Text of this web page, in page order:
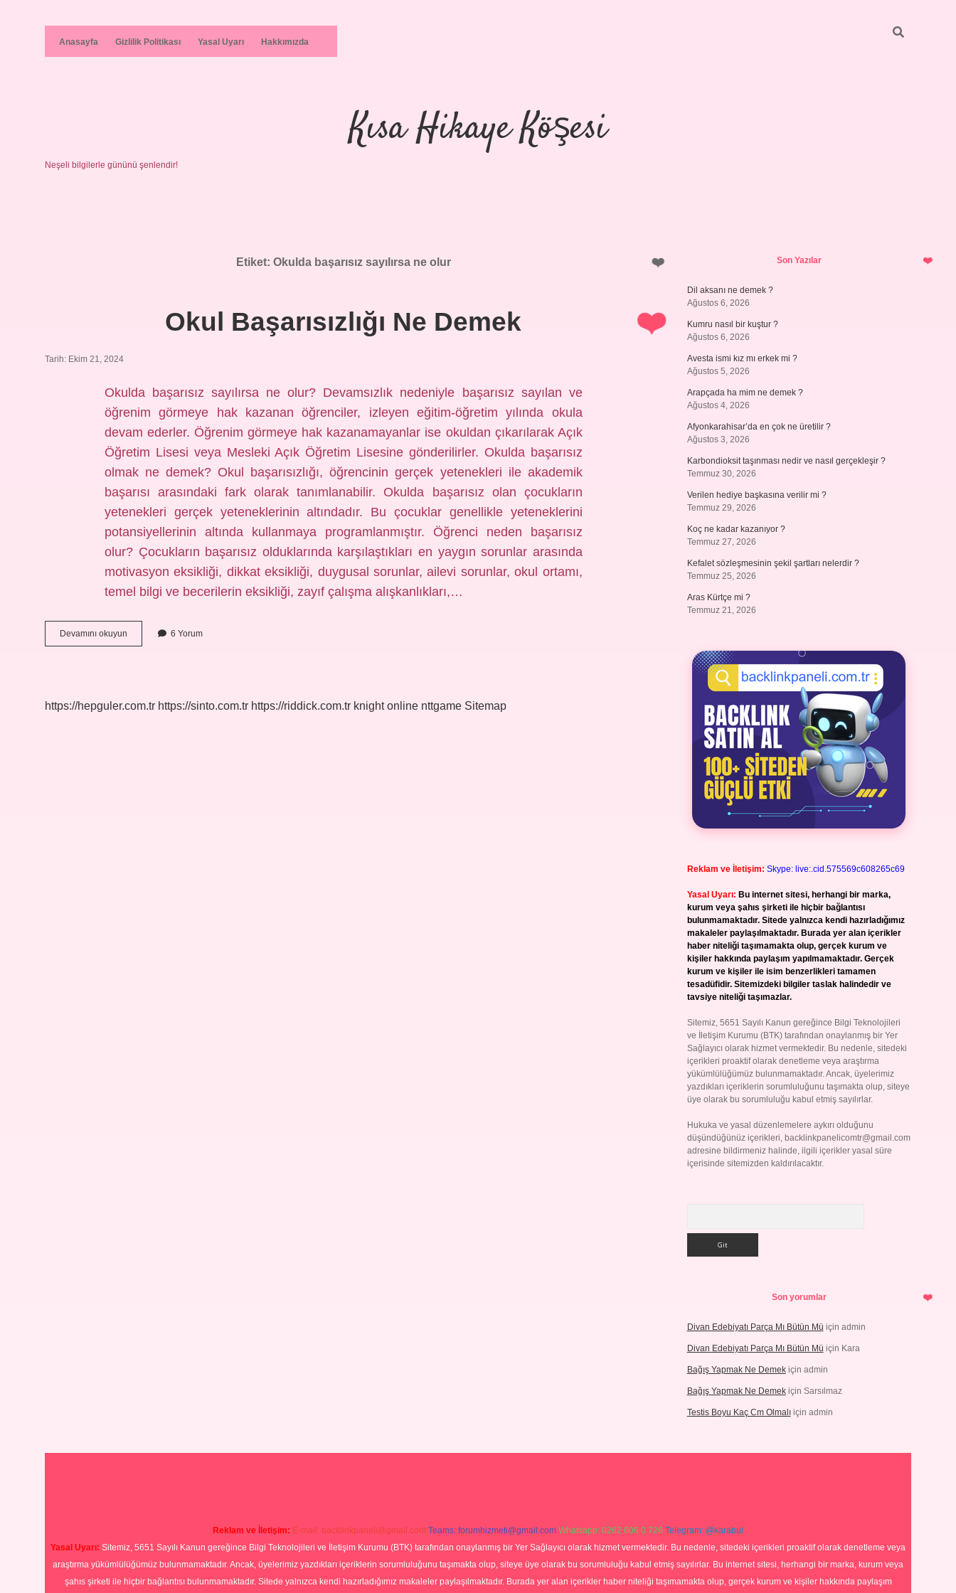
Anasayfa Gizlilik Politikası Yasal Uyarı Hakkımızda
Kısa Hikaye Köşesi
Neşeli bilgilerle gününü şenlendir!
Etiket: Okulda başarısız sayılırsa ne olur
Okul Başarısızlığı Ne Demek
Tarih: Ekim 21, 2024
Okulda başarısız sayılırsa ne olur? Devamsızlık nedeniyle başarısız sayılan ve
öğrenim görmeye hak kazanan öğrenciler, izleyen eğitim-öğretim yılında okula
devam ederler. Öğrenim görmeye hak kazanamayanlar ise okuldan çıkarılarak Açık
Öğretim Lisesi veya Mesleki Açık Öğretim Lisesine gönderilirler. Okulda başarısız
olmak ne demek? Okul başarısızlığı, öğrencinin gerçek yetenekleri ile akademik
başarısı arasındaki fark olarak tanımlanabilir. Okulda başarısız olan çocukların
yetenekleri gerçek yeteneklerinin altındadır. Bu çocuklar genellikle yeteneklerini
potansiyellerinin altında kullanmaya programlanmıştır. Öğrenci neden başarısız
olur? Çocukların başarısız olduklarında karşılaştıkları en yaygın sorunlar arasında
motivasyon eksikliği, dikkat eksikliği, duygusal sorunlar, ailevi sorunlar, okul ortamı,
temel bilgi ve becerilerin eksikliği, zayıf çalışma alışkanlıkları,…
Devamını okuyun
Başarısızlığı
6 Yorum
https://hepguler.com.tr https://sinto.com.tr https://riddick.com.tr knight online nttgame Sitemap
SidebarSon Yazılar
Dil aksanı ne demek ?
Ağustos 6, 2026
Kumru nasıl bir kuştur ?
Ağustos 6, 2026
Avesta ismi kız mı erkek mi ?
Ağustos 5, 2026
Arapçada ha mim ne demek ?
Ağustos 4, 2026
Afyonkarahisar’da en çok ne üretilir ?
Ağustos 3, 2026
Karbondioksit taşınması nedir ve nasıl gerçekleşir ?
Temmuz 30, 2026
Verilen hediye başkasına verilir mi ?
Temmuz 29, 2026
Koç ne kadar kazanıyor ?
Temmuz 27, 2026
Kefalet sözleşmesinin şekil şartları nelerdir ?
Temmuz 25, 2026
Aras Kürtçe mi ?
Temmuz 21, 2026
Reklam ve İletişim: Skype: live:.cid.575569c608265c69
Yasal Uyarı: Bu internet sitesi, herhangi bir marka,
kurum veya şahıs şirketi ile hiçbir bağlantısı
bulunmamaktadır. Sitede yalnızca kendi hazırladığımız
makaleler paylaşılmaktadır. Burada yer alan içerikler
haber niteliği taşımamakta olup, gerçek kurum ve
kişiler hakkında paylaşım yapılmamaktadır. Gerçek
kurum ve kişiler ile isim benzerlikleri tamamen
tesadüfidir. Sitemizdeki bilgiler taslak halindedir ve
tavsiye niteliği taşımazlar.
Sitemiz, 5651 Sayılı Kanun gereğince Bilgi Teknolojileri
ve İletişim Kurumu (BTK) tarafından onaylanmış bir Yer
Sağlayıcı olarak hizmet vermektedir. Bu nedenle, sitedeki
içerikleri proaktif olarak denetleme veya araştırma
yükümlülüğümüz bulunmamaktadır. Ancak, üyelerimiz
yazdıkları içeriklerin sorumluluğunu taşımakta olup, siteye
üye olarak bu sorumluluğu kabul etmiş sayılırlar.
Hukuka ve yasal düzenlemelere aykırı olduğunu
düşündüğünüz içerikleri, backlinkpanelicomtr@gmail.com
adresine bildirmeniz halinde, ilgili içerikler yasal süre
içerisinde sitemizden kaldırılacaktır.
Son yorumlar
Divan Edebiyatı Parça Mı Bütün Mü için admin
Divan Edebiyatı Parça Mı Bütün Mü için Kara
Bağış Yapmak Ne Demekiçin admin
Bağış Yapmak Ne Demekiçin Sarsılmaz
Testis Boyu Kaç Cm Olmalıiçin admin
Reklam ve İletişim: E-mail: backlinkpaneli@gmail.com Teams: forumhizmeti@gmail.com Whatsapp: 0262 606 0 726 Telegram: @karabul
Yasal Uyarı: Sitemiz, 5651 Sayılı Kanun gereğince Bilgi Teknolojileri ve İletişim Kurumu (BTK) tarafından onaylanmış bir Yer Sağlayıcı olarak hizmet vermektedir. Bu nedenle, sitedeki içerikleri proaktif olarak denetleme veya
araştırma yükümlülüğümüz bulunmamaktadır. Ancak, üyelerimiz yazdıkları içeriklerin sorumluluğunu taşımakta olup, siteye üye olarak bu sorumluluğu kabul etmiş sayılırlar. Bu internet sitesi, herhangi bir marka, kurum veya
şahıs şirketi ile hiçbir bağlantısı bulunmamaktadır. Sitede yalnızca kendi hazırladığımız makaleler paylaşılmaktadır. Burada yer alan içerikler haber niteliği taşımamakta olup, gerçek kurum ve kişiler hakkında paylaşım